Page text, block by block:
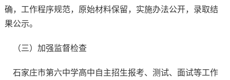
确，工作程序规范，原始材料保留，实施办法公开，录取结
果公示。
（三）加强监督检查
石家庄市第六中学高中自主招生报考、测试、面试等工作